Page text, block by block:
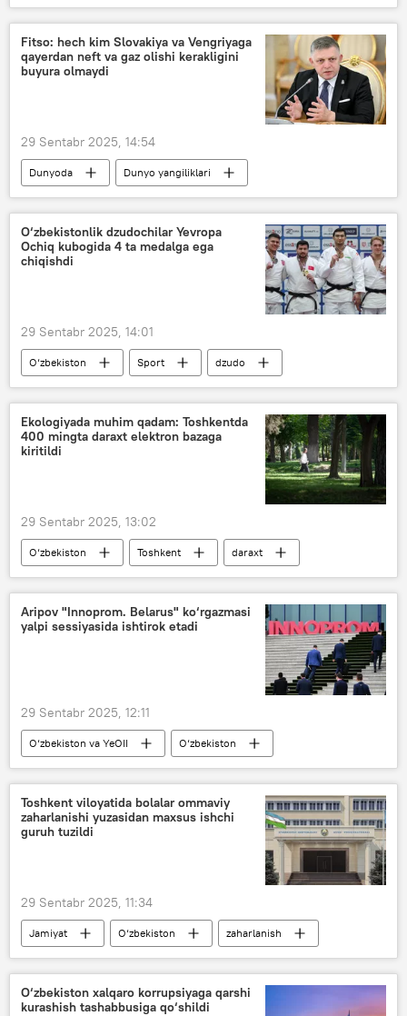
Ikkinchi jahon urushi
dafn tadbiri
Belarus
dafn marosimi
Farg‘ona viloyati
Fitso: hech kim Slovakiya va Vengriyaga
qayerdan neft va gaz olishi kerakligini
buyura olmaydi
29 Sentabr 2025, 14:54
Dunyoda
Dunyo yangiliklari
Vengriya
Rossiya
Slovakiya
neft
gaz Robert Fitso
O‘zbekistonlik dzudochilar Yevropa
Ochiq kubogida 4 ta medalga ega
chiqishdi
29 Sentabr 2025, 14:01
O‘zbekiston Sport
dzudo
chempionat
oltin medal
bronza medal
Ekologiyada muhim qadam: Toshkentda
400 mingta daraxt elektron bazaga
kiritildi
29 Sentabr 2025, 13:02
O‘zbekiston Toshkent
daraxt
"Zamin" xalqaro jamoat fondi
Ekologiya, atrof-muhitni muhofaza qilish va iqlim o‘zgarishi vazirligi
ekologiya
Jamiyat
Aripov "Innoprom. Belarus" ko‘rgazmasi
yalpi sessiyasida ishtirok etadi
29 Sentabr 2025, 12:11
O‘zbekiston va YeOII
O‘zbekiston
Bosh vazir
Abdulla Aripov
Innoprom xalqaro sanoat ko‘rgazmasi
Minsk
Belarus
ko‘rgazma
Toshkent viloyatida bolalar ommaviy
zaharlanishi yuzasidan maxsus ishchi
guruh tuzildi
29 Sentabr 2025, 11:34
Jamiyat O‘zbekiston
zaharlanish
Toshkent viloyati
Bosh prokuratura
O‘zbekiston xalqaro korrupsiyaga qarshi
kurashish tashabbusiga qo‘shildi